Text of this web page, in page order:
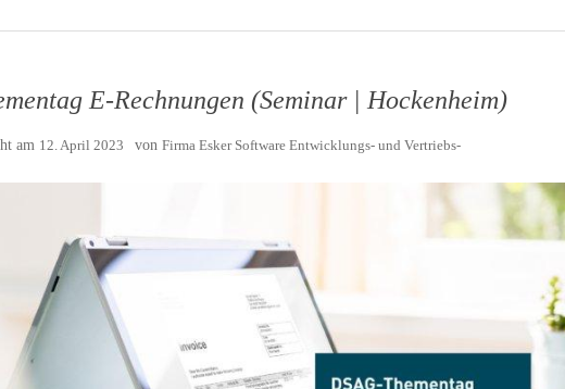
E-Rechnungen (Seminar | Hockenheim)
am 12. April 2023 von Firma Esker Software Entwicklungs- und Vertriebs-